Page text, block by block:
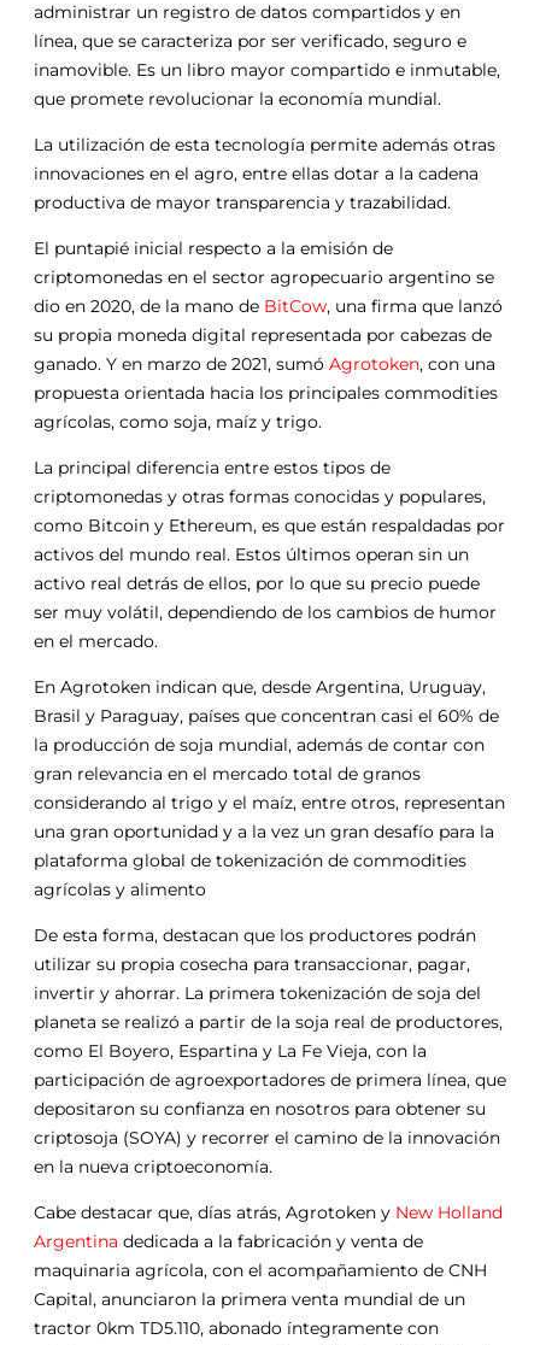
administrar un registro de datos compartidos y en
línea, que se caracteriza por ser verificado, seguro e
inamovible. Es un libro mayor compartido e inmutable,
que promete revolucionar la economía mundial.
La utilización de esta tecnología permite además otras
innovaciones en el agro, entre ellas dotar a la cadena
productiva de mayor transparencia y trazabilidad.
El puntapié inicial respecto a la emisión de
criptomonedas en el sector agropecuario argentino se
dio en 2020, de la mano de BitCow, una firma que lanzó
su propia moneda digital representada por cabezas de
ganado. Y en marzo de 2021, sumó Agrotoken, con una
propuesta orientada hacia los principales commodities
agrícolas, como soja, maíz y trigo.
La principal diferencia entre estos tipos de
criptomonedas y otras formas conocidas y populares,
como Bitcoin y Ethereum, es que están respaldadas por
activos del mundo real. Estos últimos operan sin un
activo real detrás de ellos, por lo que su precio puede
ser muy volátil, dependiendo de los cambios de humor
en el mercado.
En Agrotoken indican que, desde Argentina, Uruguay,
Brasil y Paraguay, países que concentran casi el 60% de
la producción de soja mundial, además de contar con
gran relevancia en el mercado total de granos
considerando al trigo y el maíz, entre otros, representan
una gran oportunidad y a la vez un gran desafío para la
plataforma global de tokenización de commodities
agrícolas y alimento
De esta forma, destacan que los productores podrán
utilizar su propia cosecha para transaccionar, pagar,
invertir y ahorrar. La primera tokenización de soja del
planeta se realizó a partir de la soja real de productores,
como El Boyero, Espartina y La Fe Vieja, con la
participación de agroexportadores de primera línea, que
depositaron su confianza en nosotros para obtener su
criptosoja (SOYA) y recorrer el camino de la innovación
en la nueva criptoeconomía.
Cabe destacar que, días atrás, Agrotoken y New Holland
Argentina dedicada a la fabricación y venta de
maquinaria agrícola, con el acompañamiento de CNH
Capital, anunciaron la primera venta mundial de un
tractor 0km TD5.110, abonado íntegramente con